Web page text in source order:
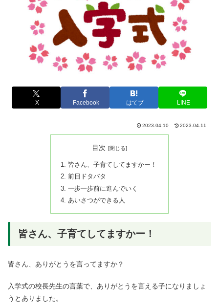
X Facebook はてブ LINE
2023.04.10 2023.04.11
目次
皆さん、子育てしてますかー！
前日ドタバタ
一歩一歩前に進んでいく
あいさつができる人
皆さん、子育てしてますかー！
皆さん、ありがとうを言ってますか？
入学式の校長先生の言葉で、ありがとうを言える子になりましょ
うとありました。